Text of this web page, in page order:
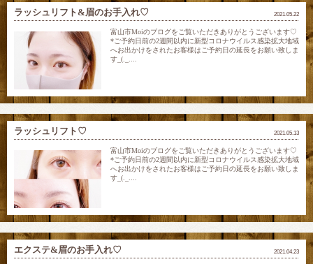
2021.05.22
ラッシュリフト&眉のお手入れ♡
富山市Moiのブログをご覧いただきありがとうございます♡
*ご予約日前の2週間以内に新型コロナウイルス感染拡大地域
へお出かけをされたお客様はご予約日の延長をお願い致しま
す_(._....
2021.05.13
ラッシュリフト♡
富山市Moiのブログをご覧いただきありがとうございます♡
*ご予約日前の2週間以内に新型コロナウイルス感染拡大地域
へお出かけをされたお客様はご予約日の延長をお願い致しま
す_(._....
2021.04.23
エクステ&眉のお手入れ♡